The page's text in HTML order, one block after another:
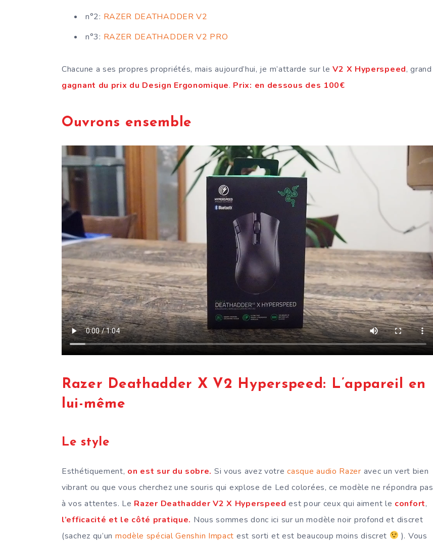
n°2: RAZER DEATHADDER V2
n°3: RAZER DEATHADDER V2 PRO
Chacune a ses propres propriétés, mais aujourd’hui, je m’attarde sur leV2 X Hyperspeed, grand
gagnant du prix du Design Ergonomique. Prix: en dessous des 100€
Ouvrons ensemble
Razer Deathadder X V2 Hyperspeed: L’appareil en
lui-même
Le style
Esthétiquement, on est sur du sobre. Si vous avez votrecasque audio Razer avec un vert bien
vibrant ou que vous cherchez une souris qui explose de Led colorées, ce modèle ne répondra pas
à vos attentes. Le Razer Deathadder V2 X Hyperspeed est pour ceux qui aiment le confort,
l’efficacité et le côté pratique. Nous sommes donc ici sur un modèle noir profond et discret
(sachez qu’un modèle spécial Genshin Impact est sorti et est beaucoup moins discret
). Vous